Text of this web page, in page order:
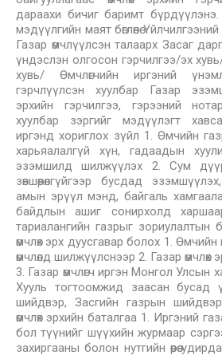
дараахи бичиг баримт бүрдүүлэнэ.
мэдүүлгийн маят бөглөнө
Газар өмчлүүлсэн талаарх Засаг
үндэслэн олгосон гэрчилгээ/эх
хувь/ Өмчлөгчийн иргэний
гэрчлүүлсэн хуулбар Газар
эрхийн гэрчилгээ, гэрээний
хуулбар зэргийг мэдүүлэгт
иргэнд хориглох зүйл 1. Өмчийн
харьяалалгүй хүн, гадаадын
эзэмшилд шилжүүлэх 2. Сум
зөвшөөрөлгүйгээр бусдад
амын эрүүл мэнд, байгаль
байдлын ашиг сонирхолд
тариалангийн газрыг зориулалтын
өмчлөх эрх дуусгавар болох 1.
өмчлөлд шилжүүлснээр 2. Газар өмчлөх
3. Газар өмчлөгч иргэн Монгол Улсын
Хууль тогтоомжид заасан бусад
шийдвэр, Засгийн газрын
өмчлөх эрхийн баталгаа 1. Иргэний
бол түүнийг шүүхийн журмаар
захиргааны болон нутгийн өөрөө